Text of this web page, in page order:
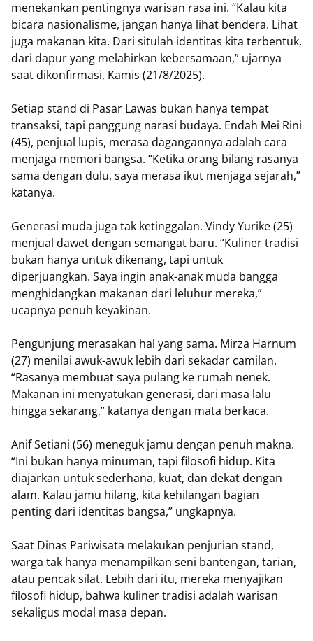
menekankan pentingnya warisan rasa ini. “Kalau kita
bicara nasionalisme, jangan hanya lihat bendera. Lihat
juga makanan kita. Dari situlah identitas kita terbentuk,
dari dapur yang melahirkan kebersamaan,” ujarnya
saat dikonfirmasi, Kamis (21/8/2025).
Setiap stand di Pasar Lawas bukan hanya tempat
transaksi, tapi panggung narasi budaya. Endah Mei Rini
(45), penjual lupis, merasa dagangannya adalah cara
menjaga memori bangsa. “Ketika orang bilang rasanya
sama dengan dulu, saya merasa ikut menjaga sejarah,”
katanya.
Generasi muda juga tak ketinggalan. Vindy Yurike (25)
menjual dawet dengan semangat baru. “Kuliner tradisi
bukan hanya untuk dikenang, tapi untuk
diperjuangkan. Saya ingin anak-anak muda bangga
menghidangkan makanan dari leluhur mereka,”
ucapnya penuh keyakinan.
Pengunjung merasakan hal yang sama. Mirza Harnum
(27) menilai awuk-awuk lebih dari sekadar camilan.
“Rasanya membuat saya pulang ke rumah nenek.
Makanan ini menyatukan generasi, dari masa lalu
hingga sekarang,” katanya dengan mata berkaca.
Anif Setiani (56) meneguk jamu dengan penuh makna.
“Ini bukan hanya minuman, tapi filosofi hidup. Kita
diajarkan untuk sederhana, kuat, dan dekat dengan
alam. Kalau jamu hilang, kita kehilangan bagian
penting dari identitas bangsa,” ungkapnya.
Saat Dinas Pariwisata melakukan penjurian stand,
warga tak hanya menampilkan seni bantengan, tarian,
atau pencak silat. Lebih dari itu, mereka menyajikan
filosofi hidup, bahwa kuliner tradisi adalah warisan
sekaligus modal masa depan.